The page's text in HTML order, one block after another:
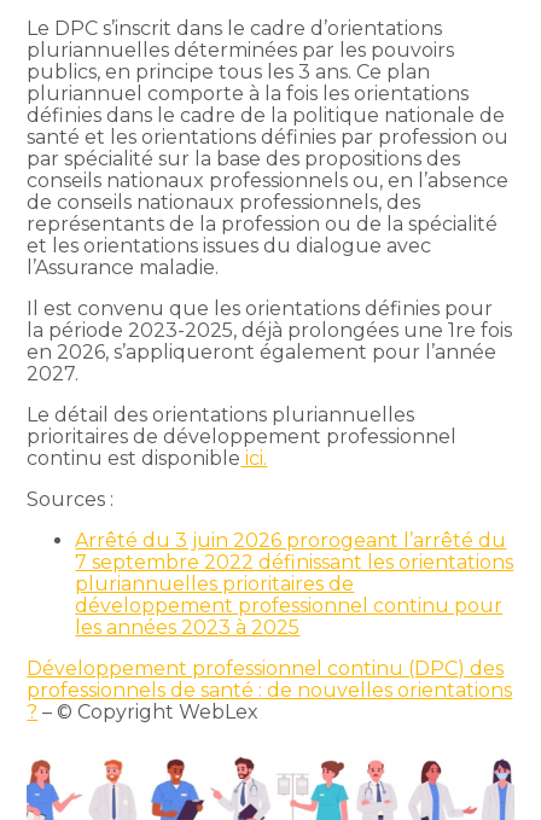
Le DPC s’inscrit dans le cadre d’orientations
pluriannuelles déterminées par les pouvoirs
publics, en principe tous les 3 ans. Ce plan
pluriannuel comporte à la fois les orientations
définies dans le cadre de la politique nationale de
santé et les orientations définies par profession ou
par spécialité sur la base des propositions des
conseils nationaux professionnels ou, en l’absence
de conseils nationaux professionnels, des
représentants de la profession ou de la spécialité
et les orientations issues du dialogue avec
l’Assurance maladie.
Il est convenu que les orientations définies pour
la période 2023-2025, déjà prolongées une 1re fois
en 2026, s’appliqueront également pour l’année
2027.
Le détail des orientations pluriannuelles
prioritaires de développement professionnel
continu est disponible ici.
Sources :
Arrêté du 3 juin 2026 prorogeant l’arrêté du
7 septembre 2022 définissant les orientations
pluriannuelles prioritaires de
développement professionnel continu pour
les années 2023 à 2025
Développement professionnel continu (DPC) des
professionnels de santé : de nouvelles orientations
? – © Copyright WebLex